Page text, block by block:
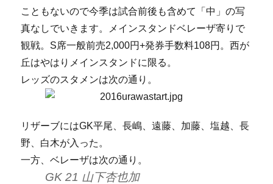
こともないので今季は試合前後も含めて「中」の写
真なしでいきます。メインスタンドベレーザ寄りで
観戦。S席一般前売2,000円+発券手数料108円。西が
丘はやはりメインスタンドに限る。
レッズのスタメンは次の通り。
リザーブにはGK平尾、長嶋、遠藤、加藤、塩越、長
野、白木が入った。
一方、ベレーザは次の通り。
GK 21 山下杏也加